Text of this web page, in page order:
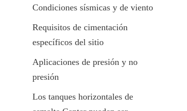
Condiciones sísmicas y de viento
Requisitos de cimentación
específicos del sitio
Aplicaciones de presión y no
presión
Los tanques horizontales de